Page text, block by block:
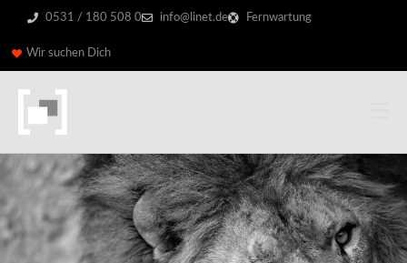
0531 / 180 508 0 info@linet.de Fernwartung
Wir suchen Dich